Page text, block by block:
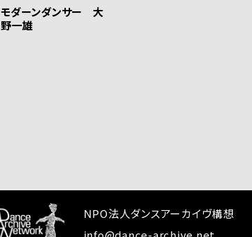
モダーンダンサー 大
野一雄
NPO法人ダンスアーカイヴ構想